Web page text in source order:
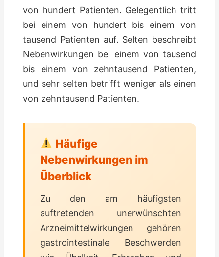
von hundert Patienten. Gelegentlich tritt
bei einem von hundert bis einem von
tausend Patienten auf. Selten beschreibt
Nebenwirkungen bei einem von tausend
bis einem von zehntausend Patienten,
und sehr selten betrifft weniger als einen
von zehntausend Patienten.
Häufige
Nebenwirkungen im
Überblick
Zu den am häufigsten
auftretenden unerwünschten
Arzneimittelwirkungen gehören
gastrointestinale Beschwerden